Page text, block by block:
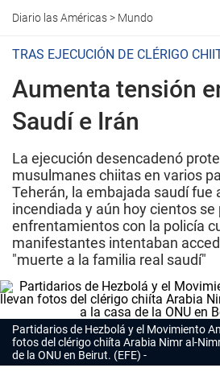
Diario las Américas> Mundo
TRAS EJECUCIÓN DE CLÉRIGO
Aumenta tensión
Saudí e Irán
La ejecución desencadenó
musulmanes chiitas en varios
Teherán, la embajada saudí fue
incendiada y aún hoy cientos se
enfrentamientos con la policía
manifestantes intentaban
"muerte a la familia real saudí"
Partidarios de Hezbolá y el Movimiento
fotos del clérigo chiíta Arabia Nimr al-
de la ONU en Beirut. (EFE)